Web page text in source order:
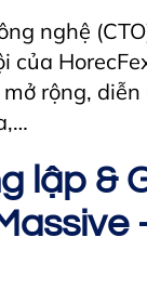
nghệ
của
rộng,
lập &